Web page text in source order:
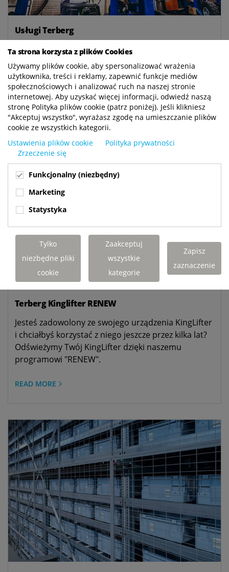
Usługi Terberg
Dzięki naszym pakietom konserwacyjnym i
naprawczym, Terberg Service Level "Basic" i
"Premium", otrzymujesz najlepszą obsługę w stałej
miesięcznej cenie.
READ MORE
Terberg Kinglifter RENEW
Jesteś zadowolony ze swojego urządzenia KingLifter
i chciałbyś korzystać z niego jeszcze przez kilka lat?
Odświeżymy Twój KingLifter dzięki naszemu
programowi "RENEW".
READ MORE
Ta strona korzysta z plików Cookies
Używamy plików cookie, aby spersonalizować wrażenia
użytkownika, treści i reklamy, zapewnić funkcje mediów
społecznościowych i analizować ruch na naszej stronie
internetowej. Aby uzyskać więcej informacji, odwiedź naszą
stronę Polityka plików cookie (patrz poniżej). Jeśli klikniesz
"Akceptuj wszystko", wyrażasz zgodę na umieszczanie plików
cookie ze wszystkich kategorii.
Ustawienia plików cookie
Polityka prywatności
Zrzeczenie się
Funkcjonalny (niezbędny)
Marketing
Statystyka
Tylko
niezbędne pliki
cookie
Zaakceptuj
wszystkie
kategorie
Zapisz
zaznaczenie